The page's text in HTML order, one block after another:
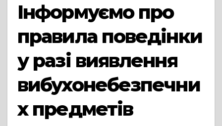
Інформуємо про
правила поведінки
у разі виявлення
вибухонебезпечни
х предметів